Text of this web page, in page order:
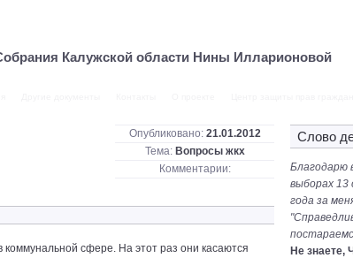
Калужской области Нины Илларионовой
Опубликовано: 21.01.2012
Тема: Вопросы жкх
Комментарии:
коммунальной cфepe. На этот раз они касаются
Слово
Благодарю
выборах 13
года за
Не знаете,